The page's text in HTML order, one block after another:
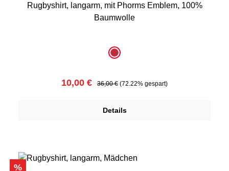
Rugbyshirt, langarm, mit Phorms Emblem, 100%
Baumwolle
rot / dunkelblau
Verkaufspreis:
10,00 € Regulärer Preis:
36,00 € (72.22% gespart)
Details
Rabatt
%